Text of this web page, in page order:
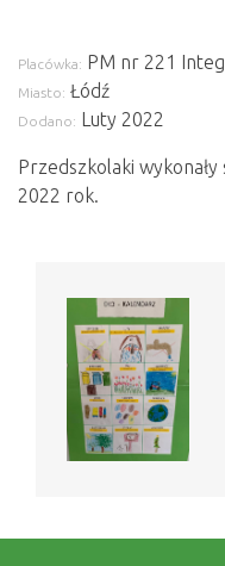
Placówka: PM nr 221
Miasto: Łódź
Dodano: Luty 2022
Przedszkolaki wykonały
2022 rok.